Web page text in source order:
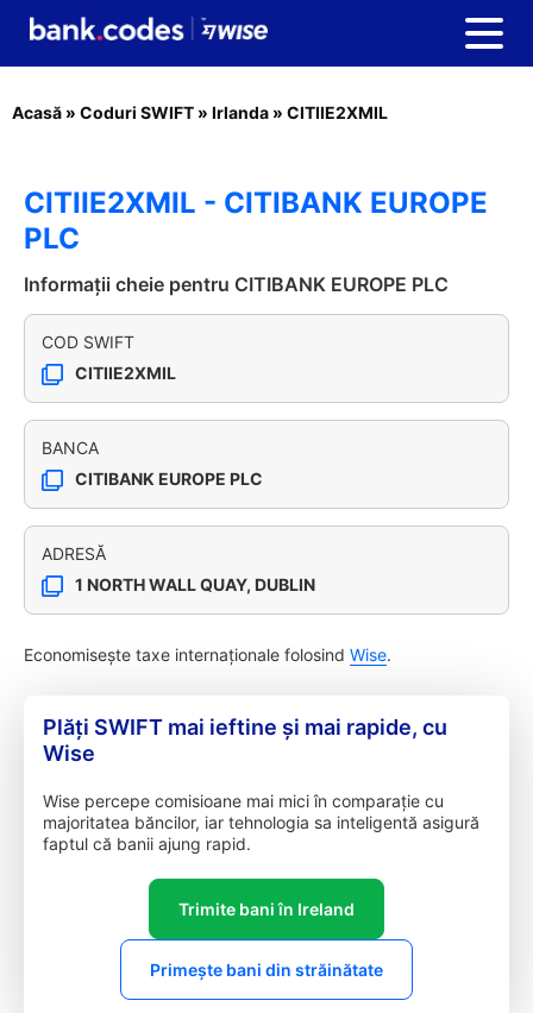
Acasă » Coduri SWIFT » Irlanda » CITIIE2XMIL
CITIIE2XMIL - CITIBANK EUROPE
PLC
Informații cheie pentru CITIBANK EUROPE PLC
COD SWIFT
CITIIE2XMIL
BANCA
CITIBANK EUROPE PLC
ADRESĂ
1 NORTH WALL QUAY, DUBLIN
Economisește taxe internaționale folosind Wise.
Plăți SWIFT mai ieftine și mai rapide, cu
Wise
Wise percepe comisioane mai mici în comparație cu
majoritatea băncilor, iar tehnologia sa inteligentă asigură
faptul că banii ajung rapid.
Trimite bani în Ireland
Primește bani din străinătate